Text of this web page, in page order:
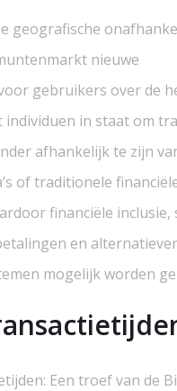
geografische
nieuwe
gebruikers over de
individuen in staat om
afhankelijk te zijn
of traditionele
financiële inclusie,
en
mogelijk worden
Een troef van de